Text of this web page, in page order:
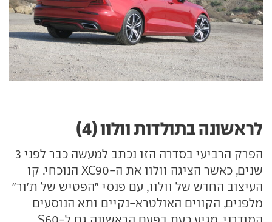
לראשונה בתולדות וולוו (4)
הפרק הרביעי בסדרה הזו נכתב למעשה כבר לפני 3
שנים, כאשר הציגה וולוו את ה-XC90 הנוכחי. קו
העיצוב החדש של וולוו, עם פנסי "הפטיש של ת'ור"
מלפנים, הקווים האולטרא-נקיים ותא הנוסעים